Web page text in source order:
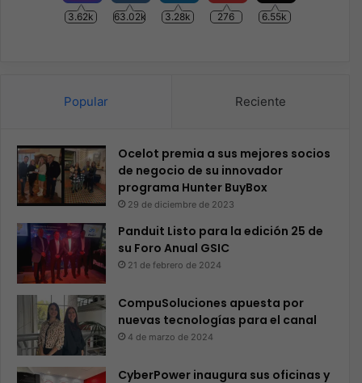
3.62k 63.02k 3.28k 276 6.55k
Popular Reciente
Ocelot premia a sus mejores socios
de negocio de su innovador
programa Hunter BuyBox
29 de diciembre de 2023
Panduit Listo para la edición 25 de
su Foro Anual GSIC
21 de febrero de 2024
CompuSoluciones apuesta por
nuevas tecnologías para el canal
4 de marzo de 2024
CyberPower inaugura sus oficinas y